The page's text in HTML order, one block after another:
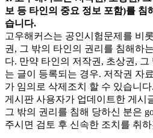
보 등 타인의 중요 정보 포함)를 침
습니다.
고우해커스는 공인시험문제를 비
권, 그 밖의 타인의 권리를 침해하
다. 만약 타인의 저작권, 초상권,
는 글이 등록되는 경우. 저작권 자
가 임의로 삭제조치 할 수 있습니다.
게시판 사용자가 업데이트한 게시
그 밖의 권리를 침해 당하신 분은
주시면 검토 후 신속한 조치를 취